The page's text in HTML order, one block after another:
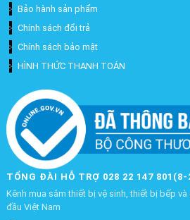
Bảo hành sản phẩm
Chính sách đổi trả
Chính sách bảo mật
HÌNH THỨC THANH TOÁN
TỔNG ĐÀI HỖ TRỢ 028 22 147
Kênh mua sắm thiết bị vệ sinh, thiết bị bếp
đầu Việt Nam